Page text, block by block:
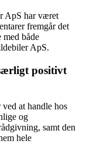
ApS har været
fremgår det
både
ApS.
positivt
at handle hos
og
samt den
hele